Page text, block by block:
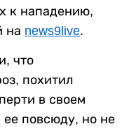
к нападению,
на news9live.
что
похитил
в своем
ее повсюду, но не